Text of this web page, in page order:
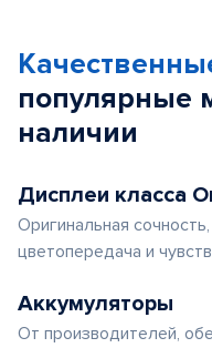
популярные
наличии
Дисплеи класса
Оригинальная
цветопередача и
Аккумуляторы
От производителей,